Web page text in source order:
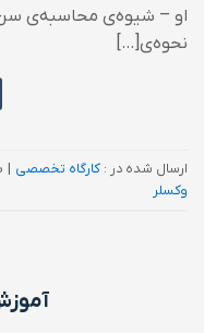
او – شیوه‌ی محاسبه‌ی سن
نحوه‌ی[…]
ارسال شده در : کارگاه تخصصی |
وکسلر